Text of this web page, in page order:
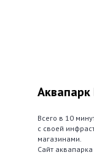
Аквапарк
Всего в 10
с своей
магазинами.
Сайт